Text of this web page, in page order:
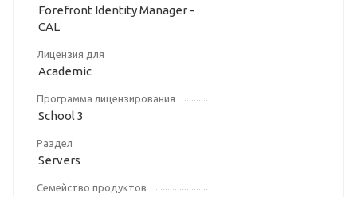
Forefront Identity Manager -
CAL
Лицензия для
Academic
Программа лицензирования
School 3
Раздел
Servers
Семейство продуктов